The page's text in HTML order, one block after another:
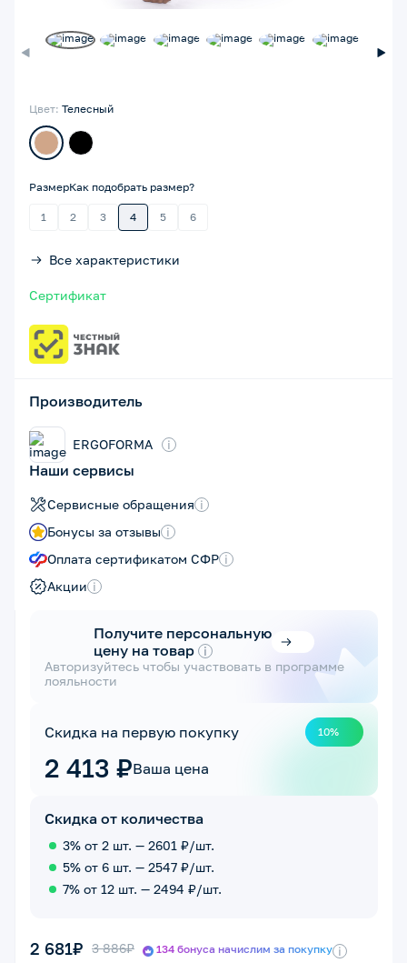
Цвет: Телесный
РазмерКак подобрать размер?
1 2 3 4 5 6
Все характеристики
Сертификат
Производитель
ERGOFORMA i
Наши сервисы
Сервисные обращения i
Бонусы за отзывы i
Оплата сертификатом СФР i
Акции i
Получите персональную
цену на товар i
Авторизуйтесь чтобы участвовать в программе
лояльности
Скидка на первую покупку 10%
2 413 ₽Ваша цена
Скидка от количества
3% от 2 шт. — 2601 ₽/шт.
5% от 6 шт. — 2547 ₽/шт.
7% от 12 шт. — 2494 ₽/шт.
2 681₽ 3 886₽ 134 бонуса начислим за покупку i